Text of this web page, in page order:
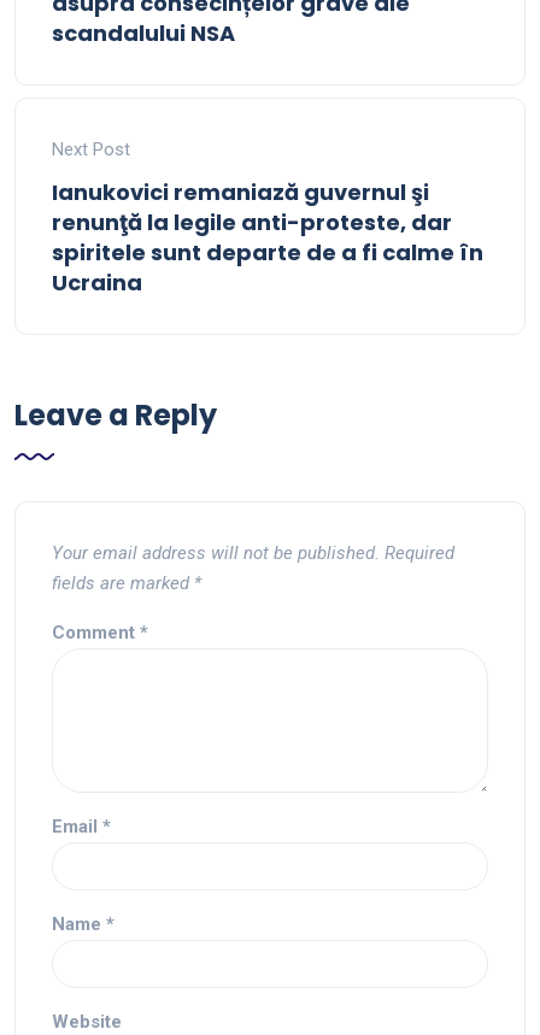
scandalului NSA
Next Post
Ianukovici remaniază guvernul şi
renunţă la legile anti-proteste, dar
spiritele sunt departe de a fi calme în
Ucraina
Leave a Reply
Your email address will not be published. Required
fields are marked *
Comment *
Email *
Name *
Website